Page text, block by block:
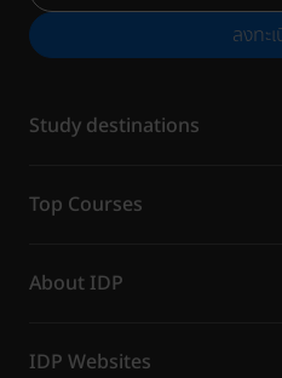
ลงทะ
Study destinations
Top Courses
About IDP
IDP Websites